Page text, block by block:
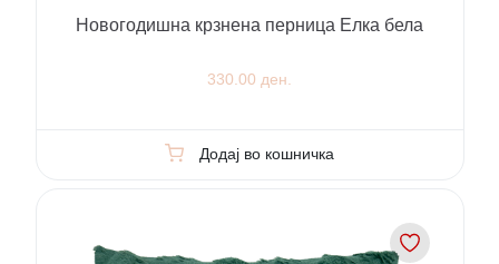
Новогодишна крзнена перница Елка бела
330.00 ден.
Додај во кошничка